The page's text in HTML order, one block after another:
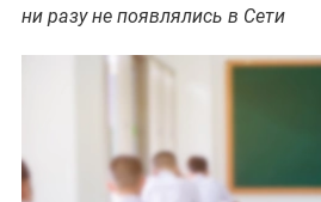
ни разу не появлялись в Сети